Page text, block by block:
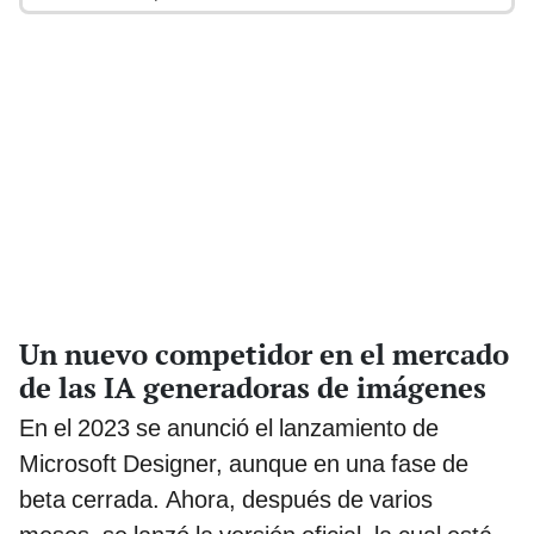
Un nuevo competidor en el mercado
de las IA generadoras de imágenes
En el 2023 se anunció el lanzamiento de
Microsoft Designer, aunque en una fase de
beta cerrada. Ahora, después de varios